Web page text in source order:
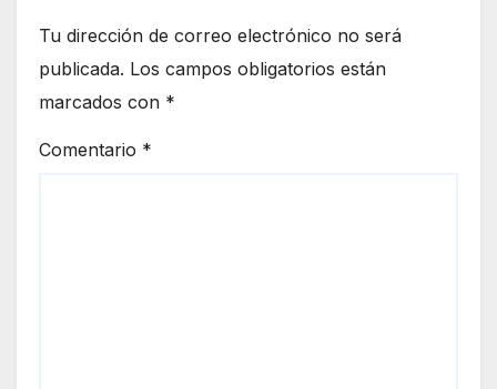
Tu dirección de correo electrónico no será
publicada. Los campos obligatorios están
marcados con *
Comentario *